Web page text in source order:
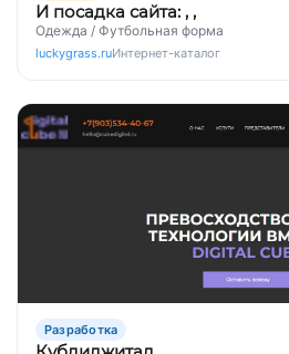
И посадка сайта: , ,
Одежда / Футбольная форма
luckygrass.ruИнтернет-каталог
Разработка